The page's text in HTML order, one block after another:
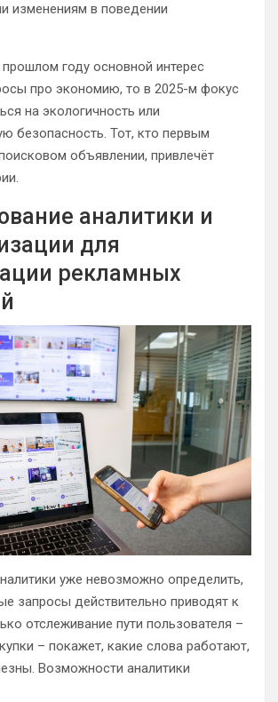
изменениям в поведении
году основной интерес
про экономию, то в 2025-м фокус
на экологичность или
безопасность. Тот, кто первым
объявлении, привлечёт
аналитики и
для
рекламных
уже невозможно определить,
запросы действительно приводят к
отслеживание пути пользователя –
– покажет, какие слова работают,
Возможности аналитики